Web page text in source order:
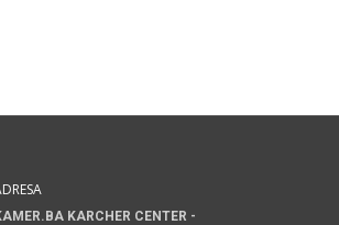
KARCHER CENTER -